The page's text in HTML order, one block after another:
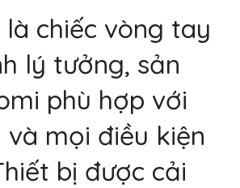
là chiếc vòng tay
lý tưởng, sản
phù hợp với
mọi điều kiện
bị được cải